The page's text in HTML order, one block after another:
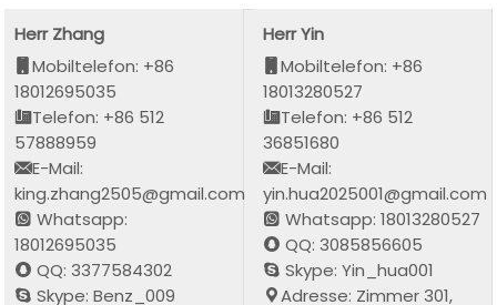
Herr Zhang
Mobiltelefon: +86
18012695035
Telefon: +86 512
57888959
E-Mail:
king.zhang2505@gmail.com
Whatsapp:
18012695035
QQ: 3377584302
Skype: Benz_009
Herr Yin
Mobiltelefon: +86
18013280527
Telefon: +86 512
36851680
E-Mail:
yin.hua2025001@gmail.com
Whatsapp: 18013280527
QQ: 3085856605
Skype: Yin_hua001
Adresse: Zimmer 301,